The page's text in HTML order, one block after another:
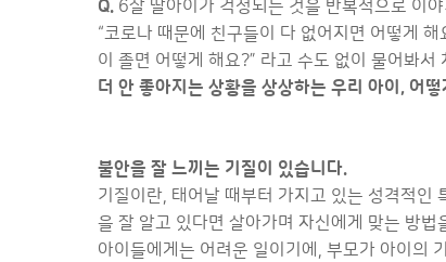
Q. 6살 딸아이가 걱정되는 것을 반복적으로 이
“코로나 때문에 친구들이 다 없어지면 어떻게
이 졸면 어떻게 해요?” 라고 수도 없이 물어봐
더 안 좋아지는 상황을 상상하는 우리 아이, 어
불안을 잘 느끼는 기질이 있습니다.
기질이란, 태어날 때부터 가지고 있는 성격적인
을 잘 알고 있다면 살아가며 자신에게 맞는 방
아이들에게는 어려운 일이기에, 부모가 아이의